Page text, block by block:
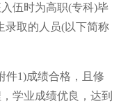
伍时为高职(专科)毕
录取的人员(以下简称
件1)成绩合格，且修
学业成绩优良，达到